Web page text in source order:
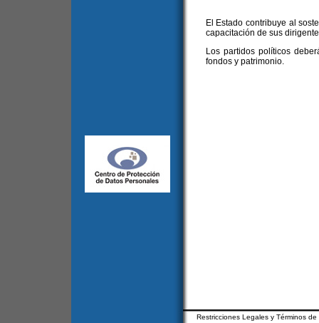
El Estado contribuye al
capacitación de sus
Los partidos políticos
fondos y patrimonio.
Restricciones Legales y Términos de